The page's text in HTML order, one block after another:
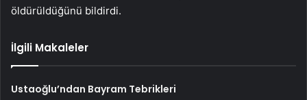
öldürüldüğünü bildirdi.
İlgili Makaleler
Ustaoğlu’ndan Bayram Tebrikleri